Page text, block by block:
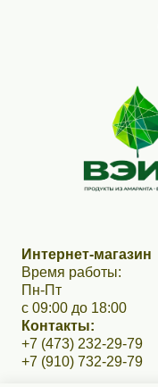
Интернет-магазин
Время работы:
Пн-Пт
с 09:00 до 18:00
Контакты:
+7 (473) 232-29-79
+7 (910) 732-29-79